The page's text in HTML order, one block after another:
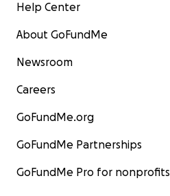
Help Center
About GoFundMe
Newsroom
Careers
GoFundMe.org
GoFundMe Partnerships
GoFundMe Pro for nonprofits